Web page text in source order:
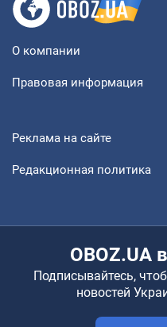
О компании
Правовая информация
Реклама на сайте
Редакционная политика
OBOZ.UA
Подписывайтесь,
новостей